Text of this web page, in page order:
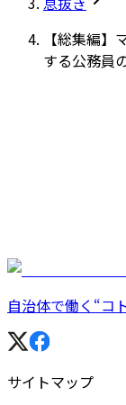
【総集編
する公務員
自治体で働く“コ
サイトマップ